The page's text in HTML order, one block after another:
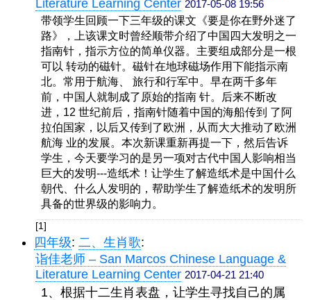
Literature Learning Center 2017-05-08 19:56
带领学生回顾一下三年级的课文《要是你在野外迷了
路》，上该课文时曾经顺带介绍了中国四大发明之一
指南针，指示方位的简单仪器。主要组成部分是一根
可以 转动的磁针。磁针在地球磁场作用下能指示南
北。常用于航海、 旅行和行军中。早在两千多年
前，中国人就制成了原始的指南 针。后来不断改
进，12 世纪前后，指南针随着中国的海船传到 了阿
拉伯国家，以后又传到了欧洲，从而大大推动了欧洲
航海 业的发展。本次新课重新再提一下，然后告诉
学生，今天要学习的是另一项对古代中国人影响相当
巨大的发明---造纸术！让学生了解造纸术是中国什么
朝代、什么人发明的，帮助学生了解造纸术的发明所
具备的世界级的影响力。
[1]
四年级: 二、生肖歌:
诣佳老师 – San Marcos Chinese Language &
Literature Learning Center 2017-04-21 21:40
1、根据十二生肖表盘，让学生寻找自己的属